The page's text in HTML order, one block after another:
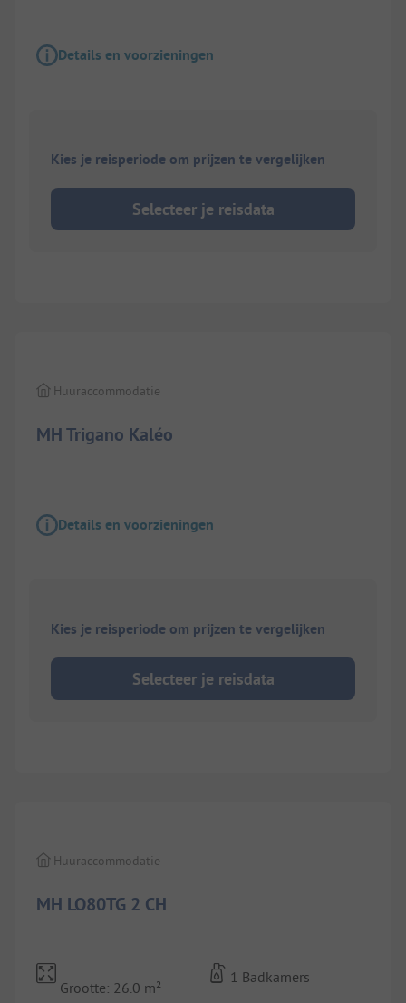
Details en voorzieningen
Kies je reisperiode om prijzen te vergelijken
Selecteer je reisdata
MH Trigano Kaléo
Huuraccommodatie
Details en voorzieningen
Kies je reisperiode om prijzen te vergelijken
Selecteer je reisdata
MH LO80TG 2 CH
Huuraccommodatie
Grootte: 26.0 m²
1 Badkamers